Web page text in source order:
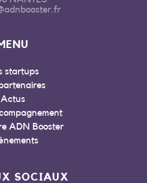
startups
Actus
ADN Booster
SOCIAUX